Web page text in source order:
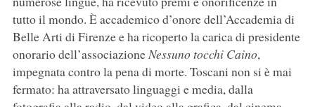
tutto il mondo. È accademico d’onore dell’Accademia di
Belle Arti di Firenze e ha ricoperto la carica di presidente
onorario dell’associazioneNessuno tocchi Caino,
impegnata contro la pena di morte. Toscani non si è mai
fermato: ha attraversato linguaggi e media, dalla